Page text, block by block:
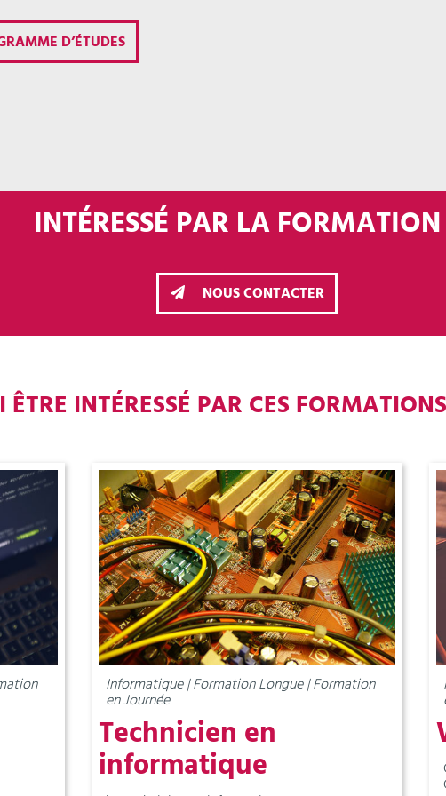
D’ÉTUDES
INTÉRESSÉ PAR LA
NOUS CONTACTER
INTÉRESSÉ PAR CES FORMATIONS
Informatique | Formation Longue | Formation
en Journée
Technicien en
informatique